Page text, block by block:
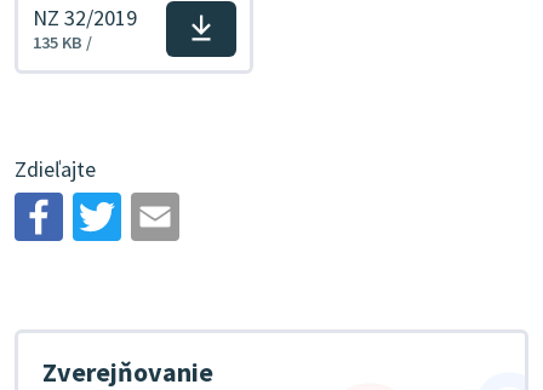
Stiahnuť
NZ 32/2019
135 KB /
Zdieľajte
Zverejňovanie